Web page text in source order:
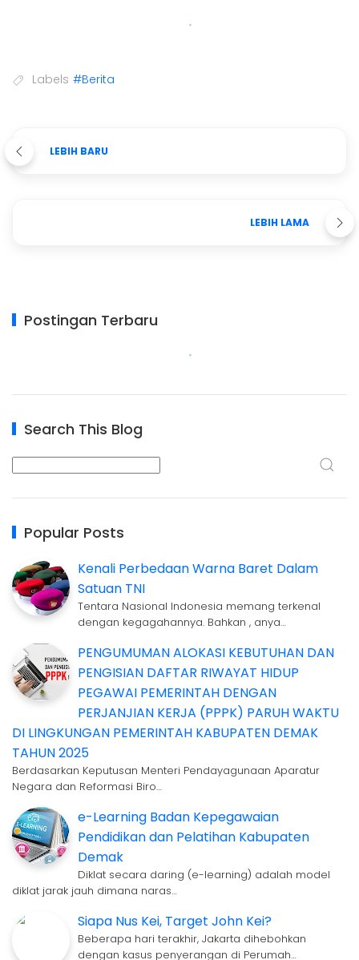
Labels #Berita
LEBIH BARU
LEBIH LAMA
Postingan Terbaru
Search This Blog
Popular Posts
Kenali Perbedaan Warna Baret Dalam
Satuan TNI
Tentara Nasional Indonesia memang terkenal
dengan kegagahannya. Bahkan , anya…
PENGUMUMAN ALOKASI KEBUTUHAN DAN
PENGISIAN DAFTAR RIWAYAT HIDUP
PEGAWAI PEMERINTAH DENGAN
PERJANJIAN KERJA (PPPK) PARUH WAKTU
DI LINGKUNGAN PEMERINTAH KABUPATEN DEMAK
TAHUN 2025
Berdasarkan Keputusan Menteri Pendayagunaan Aparatur
Negara dan Reformasi Biro…
e-Learning Badan Kepegawaian
Pendidikan dan Pelatihan Kabupaten
Demak
Diklat secara daring (e-learning) adalah model
diklat jarak jauh dimana naras…
Siapa Nus Kei, Target John Kei?
Beberapa hari terakhir, Jakarta dihebohkan
dengan kasus penyerangan di Perumah…